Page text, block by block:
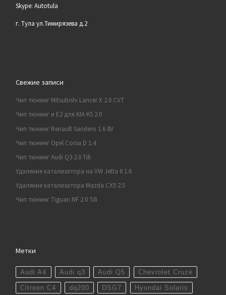
Skype: Autotula
г. Тула ул.Тимирязева д.2
Свежие записи
Чип тюнинг Mitsubishi Lancer X 2.0 CVT
Чип тюнинг и E2 для KIA K5 2.0
Чип тюнинг Renault Sandero 1.6 8V
Чип тюнинг Opel Corsa D 1.4
Чип тюнинг Audi Q3 2.0 Tdi
Удаление катализатора на VW Jetta 6 1.6
Удаление катализатора Mazda CX5 2.5
Чип тюнинг Tiguan NF 2.0 Tdi
Метки
Audi A4 Audi q3 Audi Q5 Chevrolet Cruze
Citroen C4 dq200 DSG7 Hyundai Solaris